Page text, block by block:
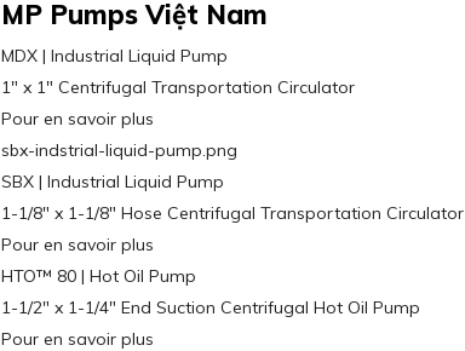
MP Pumps Việt Nam
MDX | Industrial Liquid Pump
1″ x 1″ Centrifugal Transportation Circulator
Pour en savoir plus
sbx-indstrial-liquid-pump.png
SBX | Industrial Liquid Pump
1-1/8″ x 1-1/8″ Hose Centrifugal Transportation Circulator
Pour en savoir plus
HTO™ 80 | Hot Oil Pump
1-1/2″ x 1-1/4″ End Suction Centrifugal Hot Oil Pump
Pour en savoir plus